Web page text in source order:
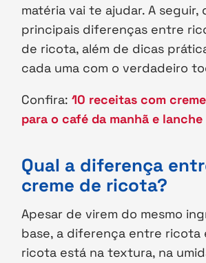
matéria vai te ajudar. A seguir,
principais diferenças entre
de ricota, além de dicas
cada uma com o verdadeiro
Confira:10 receitas com
para o café da manhã e lanche
Qual a diferença
creme de ricota?
Apesar de virem do mesmo
base, a diferença entre ricota
ricota está na textura, na